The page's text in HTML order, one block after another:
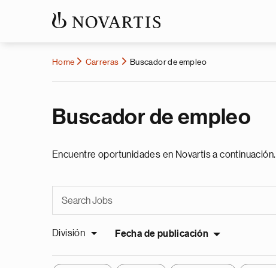
Home Carreras Buscador de empleo
Buscador de empleo
Encuentre oportunidades en Novartis a continuación.
División Fecha de publicación